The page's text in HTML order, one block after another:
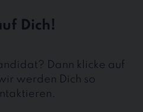
Dich!
Dann klicke auf
werden Dich so